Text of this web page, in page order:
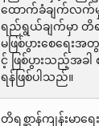
ထောက်ခံချက်လက်
ရည်ရွယ်ချက်မှာ တိရစ္
မဖြစ်ပွားစေရေ
င့် ဖြစ်ပွားသည့်အခါ
ရန်ဖြစ်ပါသည်။
တိရစ္ဆာန်ကျန်းမာရ